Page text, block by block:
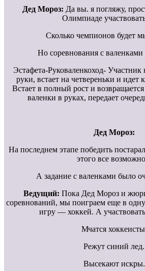
Дед Мороз: Да вы. я погляжу,
Олимпиаде
Сколько чемпионов будет
Но соревнования с
Эстафета-Руковаленкоход- Участник
руки, встает на четвереньки и
Встает в полный рост и
валенки в руках, передает
Дед Мороз:
На последнем этапе победить
этого все
А задание с валенками было
Ведущий: Пока Дед Мороз и
соревнований, мы поиграем еще в
игру — хоккей. А
Мчатся
Режут синий лед.
Высекают искры.